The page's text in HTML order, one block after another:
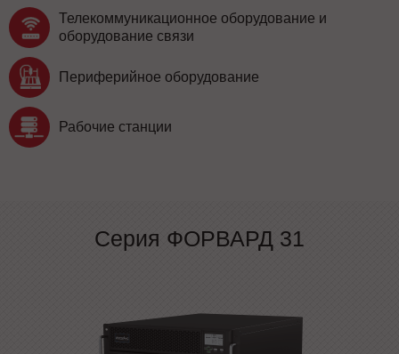
Телекоммуникационное оборудование и
оборудование связи
Периферийное оборудование
Рабочие станции
Серия ФОРВАРД 31